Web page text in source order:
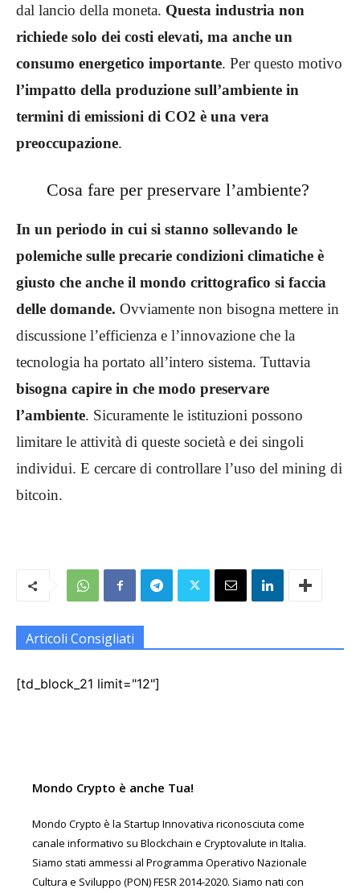
dal lancio della moneta. Questa industria non
richiede solo dei costi elevati, ma anche un
consumo energetico importante. Per questo motivo
l’impatto della produzione sull’ambiente in
termini di emissioni di CO2 è una vera
preoccupazione.
Cosa fare per preservare l’ambiente?
In un periodo in cui si stanno sollevando le
polemiche sulle precarie condizioni climatiche è
giusto che anche il mondo crittografico si faccia
delle domande. Ovviamente non bisogna mettere in
discussione l’efficienza e l’innovazione che la
tecnologia ha portato all’intero sistema. Tuttavia
bisogna capire in che modo preservare
l’ambiente. Sicuramente le istituzioni possono
limitare le attività di queste società e dei singoli
individui. E cercare di controllare l’uso del mining di
bitcoin.
Articoli Consigliati
[td_block_21 limit="12"]
Mondo Crypto è anche Tua!
Mondo Crypto è la Startup Innovativa riconosciuta come
canale informativo su Blockchain e Cryptovalute in Italia.
Siamo stati ammessi al Programma Operativo Nazionale
Cultura e Sviluppo (PON) FESR 2014-2020. Siamo nati con